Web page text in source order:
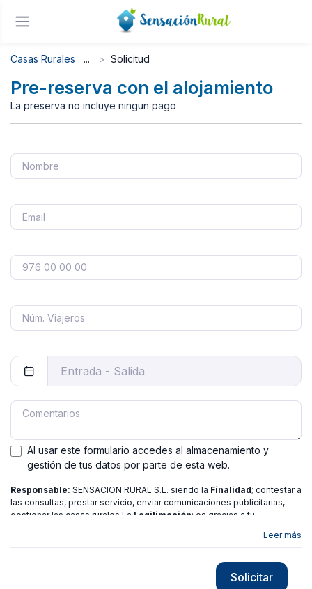
Casas Rurales Solicitud
Pre-reserva con el alojamiento
La preserva no incluye ningun pago
Al usar este formulario accedes al almacenamiento y
gestión de tus datos por parte de esta web.
Responsable: SENSACION RURAL S.L. siendo la Finalidad; contestar a
las consultas, prestar servicio, enviar comunicaciones publicitarias,
gestionar las casas rurales La Legitimación; es gracias a tu
de Acceso,
política de privacidad
Leer más
Solicitar